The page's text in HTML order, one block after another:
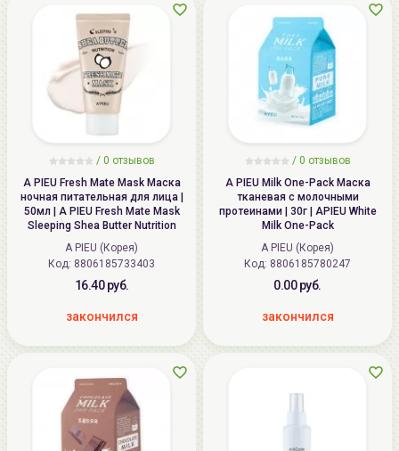
/ 0 отзывов
A PIEU Fresh Mate Mask Маска
ночная питательная для лица |
50мл | A PIEU Fresh Mate Mask
Sleeping Shea Butter Nutrition
A PIEU (Корея)
Код: 8806185733403
16.40 руб.
закончился
/ 0 отзывов
A PIEU Milk One-Pack Маска
тканевая c молочными
протеинами | 30г | APIEU White
Milk One-Pack
A PIEU (Корея)
Код: 8806185780247
0.00 руб.
закончился